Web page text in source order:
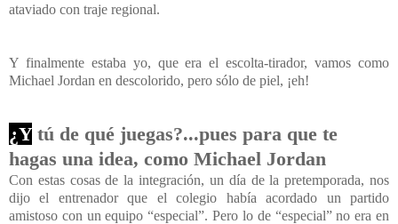
ataviado con traje regional.
Y finalmente estaba yo, que era el escolta-tirador, vamos como
Michael Jordan en descolorido, pero sólo de piel, ¡eh!
¿Y tú de qué juegas?...pues para que te
hagas una idea, como Michael Jordan
Con estas cosas de la integración, un día de la pretemporada, nos
dijo el entrenador que el colegio había acordado un partido
amistoso con un equipo “especial”. Pero lo de “especial” no era en